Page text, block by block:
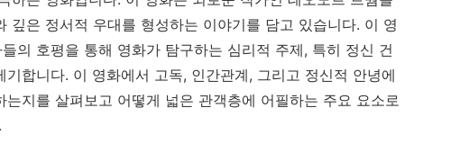
깊은 정서적 우대를 형성하는 이야기를 담고 있습니다. 이 영
의 호평을 통해 영화가 탐구하는 심리적 주제, 특히 정신 건
합니다. 이 영화에서 고독, 인간관계, 그리고 정신적 안녕에
지를 살펴보고 어떻게 넓은 관객층에 어필하는 주요 요소로